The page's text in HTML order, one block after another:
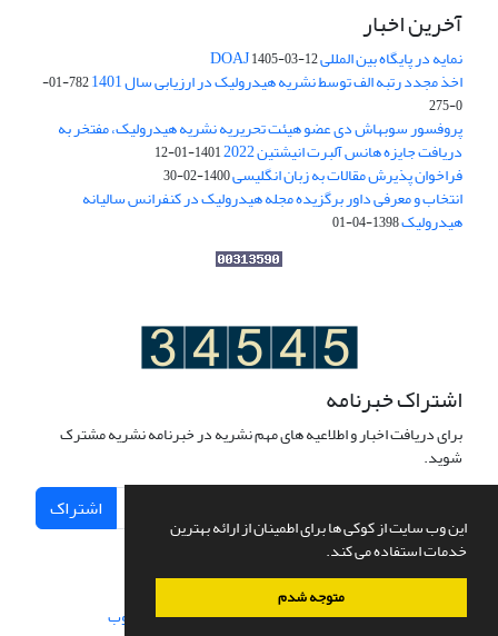
این وب سایت از کوکی ها برای اطمینان از ارائه بهترین
خدمات استفاده می کند.
متوجه شدم
آخرین اخبار
نمایه در پایگاه بین المللی DOAJ1405-03-12
اخذ مجدد رتبه الف توسط نشریه هیدرولیک در ارزیابی سال 1401
782-01-
0-275
پروفسور سوبهاش دی عضو هیئت تحریریه نشریه هیدرولیک، مفتخر به
دریافت جایزه هانس آلبرت انیشتین 2022 1401-01-12
فراخوان پذیرش مقالات به زبان انگلیسی1400-02-30
انتخاب و معرفی داور برگزیده مجله هیدرولیک در کنفرانس سالیانه
هیدرولیک1398-04-01
اشتراک خبرنامه
برای دریافت اخبار و اطلاعیه های مهم نشریه در خبرنامه نشریه مشترک
شوید.
اشتراک
سامانه مدیریت نشریات علمی.طراحی و پیاده سازی از سیناوب